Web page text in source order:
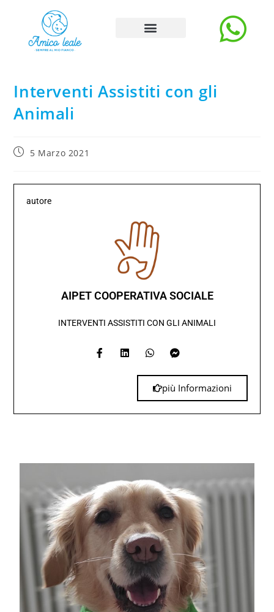
Interventi Assistiti con gli
Animali
5 Marzo 2021
autore
AIPET COOPERATIVA SOCIALE
INTERVENTI ASSISTITI CON GLI ANIMALI
più Informazioni